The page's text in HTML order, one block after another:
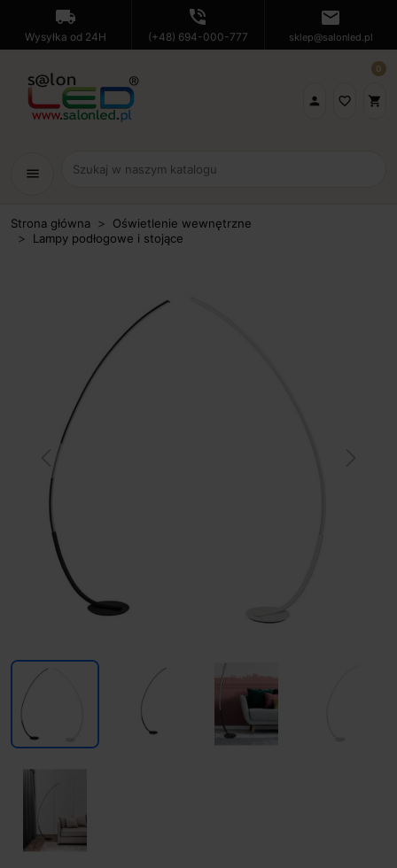
local_shipping
Wysyłka od 24H
phone_in_talk
(+48) 694-000-777
mail
sklep@salonled.pl
 favorite_border shopping_cart
0
menu
Strona główna
Oświetlenie wewnętrzne
Lampy podłogowe i stojące
Previous